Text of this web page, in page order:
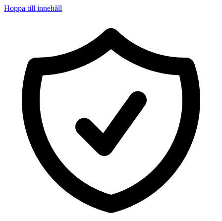
Hoppa till innehåll